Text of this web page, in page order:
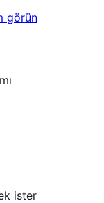
değerlendirmeleri
görün
ister